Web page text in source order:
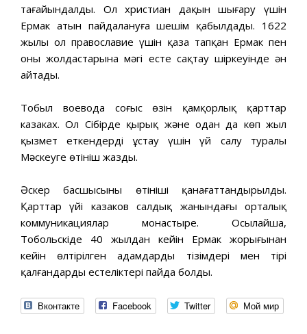
тағайындалды. Ол христиан даңқын шығару үшін
Ермак атын пайдалануға шешім қабылдады. 1622
жылы ол православие үшін қаза тапқан Ермак пен
оның жолдастарына мәңгі есте сақтау шіркеуінде ән
айтады.
Тобыл воевода соғыс өзін қамқорлық қарттар
казаках. Ол Сібірде қырық және одан да көп жыл
қызмет еткендерді ұстау үшін үй салу туралы
Мәскеуге өтініш жазды.
Әскер басшысының өтініші қанағаттандырылды.
Қарттар үйі казаков салдық жанындағы орталық
коммуникациялар монастыре. Осылайша,
Тобольскіде 40 жылдан кейін Ермак жорығынан
кейін өлтірілген адамдардың тізімдері мен тірі
қалғандардың естеліктері пайда болды.
Вконтакте Facebook Twitter Мой мир